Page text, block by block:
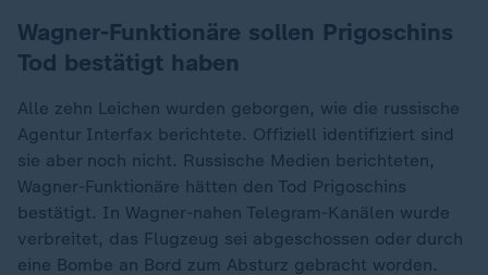
Wagner-Funktionäre sollen Prigoschins
Tod bestätigt haben
Alle zehn Leichen wurden geborgen, wie die russische
Agentur Interfax berichtete. Offiziell identifiziert sind
sie aber noch nicht. Russische Medien berichteten,
Wagner-Funktionäre hätten den Tod Prigoschins
bestätigt. In Wagner-nahen Telegram-Kanälen wurde
verbreitet, das Flugzeug sei abgeschossen oder durch
eine Bombe an Bord zum Absturz gebracht worden.